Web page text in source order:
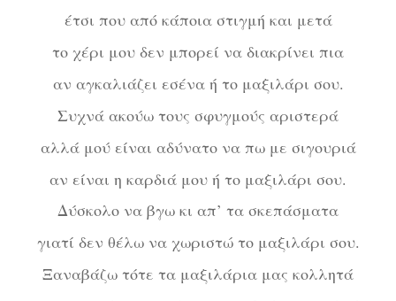
έτσι που από κάποια στιγμή και μετά
το χέρι μου δεν μπορεί να διακρίνει πια
αν αγκαλιάζει εσένα ή το μαξιλάρι σου.
Συχνά ακούω τους σφυγμούς αριστερά
αλλά μού είναι αδύνατο να πω με σιγουριά
αν είναι η καρδιά μου ή το μαξιλάρι σου.
Δύσκολο να βγω κι απ’ τα σκεπάσματα
γιατί δεν θέλω να χωριστώ το μαξιλάρι σου.
Ξαναβάζω τότε τα μαξιλάρια μας κολλητά